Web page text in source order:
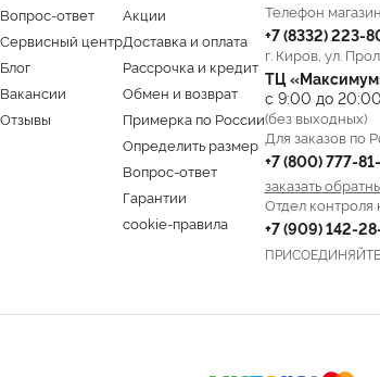
Вопрос-ответ
Сервисный центр
Блог
Вакансии
Отзывы
Акции
Доставка и оплата
Рассрочка и кредит
Обмен и возврат
Примерка по России
Определить размер
Вопрос-ответ
Гарантии
cookie-правила
Телефон
+7 (8332)223-
г. Киров, ул.
ТЦ
с 9:00 до 20:00
(без выходных)
Для заказов по
+7 (800) 777-
заказать
Отдел контроля
+7 (909) 142-